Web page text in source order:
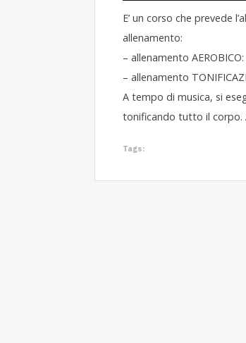
E’ un corso che prevede
allenamento:
– allenamento
– allenamento
A tempo di musica, si
tonificando tutto il corpo.
Tags: